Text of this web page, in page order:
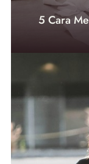
5 Cara